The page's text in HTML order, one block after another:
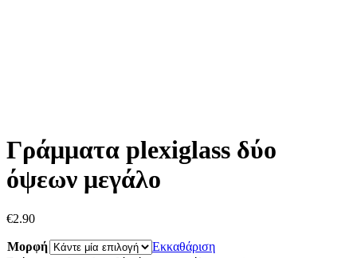
Γράμματα plexiglass δύο
όψεων μεγάλο
€2.90
Μορφή
Εκκαθάριση